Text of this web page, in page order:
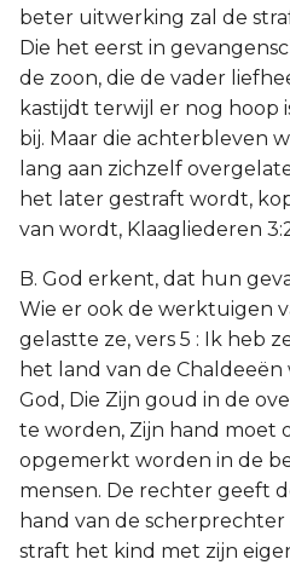
beter uitwerking zal de
Die het eerst in
de zoon, die de vader
kastijdt terwijl er nog hoop
bij. Maar die achterbleven
lang aan zichzelf
het later gestraft wordt,
van wordt, Klaagliederen
B. God erkent, dat hun
Wie er ook de werktuigen
gelastte ze, vers 5 : Ik heb
het land van de
God, Die Zijn goud in de
te worden, Zijn hand moet
opgemerkt worden in de
mensen. De rechter geeft
hand van de scherprechter
straft het kind met zijn